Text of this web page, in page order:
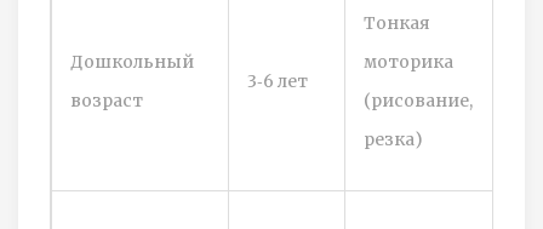
Дошкольный
возраст
3‑6 лет
Тонкая
моторика
(рисование,
резка)